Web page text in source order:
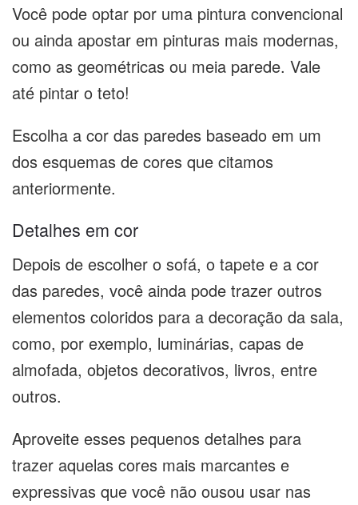
Você pode optar por uma pintura convencional
ou ainda apostar em pinturas mais modernas,
como as geométricas ou meia parede. Vale
até pintar o teto!
Escolha a cor das paredes baseado em um
dos esquemas de cores que citamos
anteriormente.
Detalhes em cor
Depois de escolher o sofá, o tapete e a cor
das paredes, você ainda pode trazer outros
elementos coloridos para a decoração da sala,
como, por exemplo, luminárias, capas de
almofada, objetos decorativos, livros, entre
outros.
Aproveite esses pequenos detalhes para
trazer aquelas cores mais marcantes e
expressivas que você não ousou usar nas